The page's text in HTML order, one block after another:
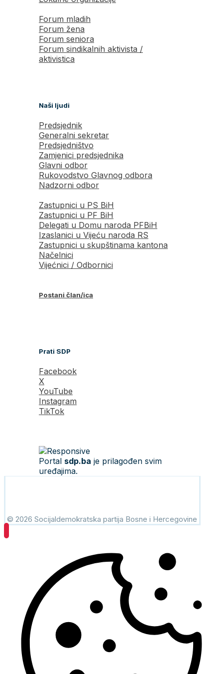
Forum mladih
Forum žena
Forum seniora
Forum sindikalnih aktivista /
aktivistica
Naši ljudi
Predsjednik
Generalni sekretar
Predsjedništvo
Zamjenici predsjednika
Glavni odbor
Rukovodstvo Glavnog odbora
Nadzorni odbor
Zastupnici u PS BiH
Zastupnici u PF BiH
Delegati u Domu naroda PFBiH
Izaslanici u Vijeću naroda RS
Zastupnici u skupštinama kantona
Načelnici
Vijećnici / Odbornici
Postani član/ica
Prati SDP
Facebook
X
YouTube
Instagram
TikTok
Portal sdp.ba je prilagođen svim
uređajima.
© 2026 Socijaldemokratska partija Bosne i Hercegovine